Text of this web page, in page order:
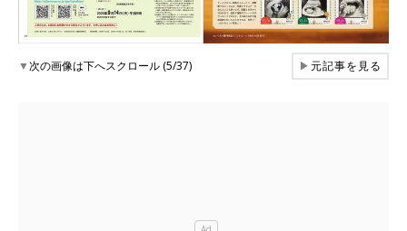
▼次の画像は下へスクロール (5/37) ▶元記事を見る